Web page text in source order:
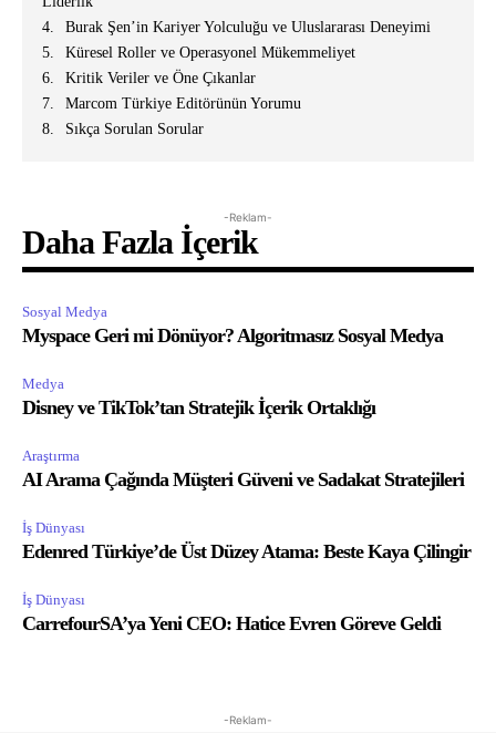
Burak Şen’in Kariyer Yolculuğu ve Uluslararası Deneyimi
Küresel Roller ve Operasyonel Mükemmeliyet
Kritik Veriler ve Öne Çıkanlar
Marcom Türkiye Editörünün Yorumu
Sıkça Sorulan Sorular
-Reklam-
Daha Fazla İçerik
Sosyal Medya
Myspace Geri mi Dönüyor? Algoritmasız Sosyal Medya
Medya
Disney ve TikTok’tan Stratejik İçerik Ortaklığı
Araştırma
AI Arama Çağında Müşteri Güveni ve Sadakat Stratejileri
İş Dünyası
Edenred Türkiye’de Üst Düzey Atama: Beste Kaya Çilingir
İş Dünyası
CarrefourSA’ya Yeni CEO: Hatice Evren Göreve Geldi
-Reklam-